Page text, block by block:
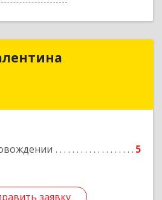
5
заявку
Валентина
заявку